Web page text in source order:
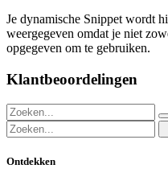
Je dynamische Snippet wordt
weergegeven omdat je niet
opgegeven om te gebruiken.
Klantbeoordelingen
Ontdekken